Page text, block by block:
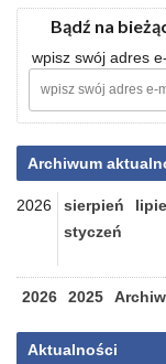
Bądź na
wpisz swój adres
Archiwum
2026 sierpień
styczeń
2026 2025
Aktualności